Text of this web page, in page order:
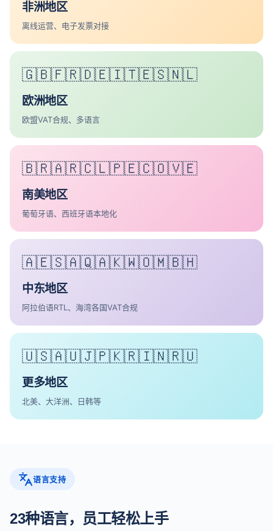
非洲地区
离线运营、电子发票对接
🇬🇧🇫🇷🇩🇪🇮🇹🇪🇸🇳🇱
欧洲地区
欧盟VAT合规、多语言
🇧🇷🇦🇷🇨🇱🇵🇪🇨🇴🇻🇪
南美地区
葡萄牙语、西班牙语本地化
🇦🇪🇸🇦🇶🇦🇰🇼🇴🇲🇧🇭
中东地区
阿拉伯语RTL、海湾各国VAT合规
🇺🇸🇦🇺🇯🇵🇰🇷🇮🇳🇷🇺
更多地区
北美、大洋洲、日韩等
语言支持
23种语言，员工轻松上手